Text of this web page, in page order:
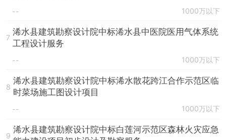
-- 1000万以下
7
浠水县建筑勘察设计院中标浠水县中医院医用气体系统
工程设计服务
-- 1000万以下
8
浠水县建筑勘察设计院中标浠水散花跨江合作示范区临
时菜场施工图设计项目
-- 1000万以下
9
浠水县建筑勘察设计院中标白莲河示范区森林火灾应急